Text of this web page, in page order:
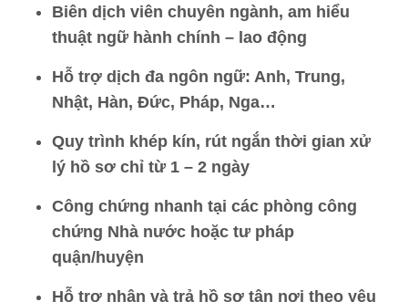
Biên dịch viên chuyên ngành, am hiểu
thuật ngữ hành chính – lao động
Hỗ trợ dịch đa ngôn ngữ: Anh, Trung,
Nhật, Hàn, Đức, Pháp, Nga…
Quy trình khép kín, rút ngắn thời gian xử
lý hồ sơ chỉ từ 1 – 2 ngày
Công chứng nhanh tại các phòng công
chứng Nhà nước hoặc tư pháp
quận/huyện
Hỗ trợ nhận và trả hồ sơ tận nơi theo yêu